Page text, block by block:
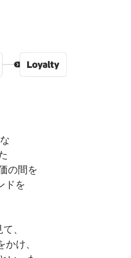
の間を
ドを
、
かけ、